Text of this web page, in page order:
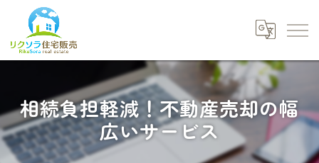
相続負担軽減！不動産売却の幅
広いサービス